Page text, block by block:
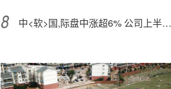
中<软>国,际盘中涨超6% 公司上半年纯利同比增超10%